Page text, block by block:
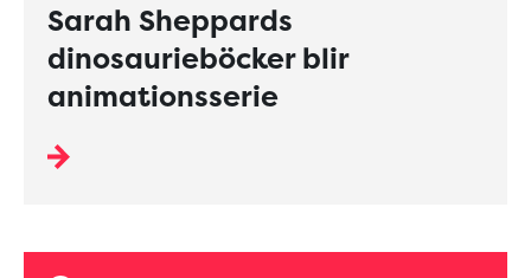
Sarah Sheppards
dinosaurieböcker blir
animationsserie